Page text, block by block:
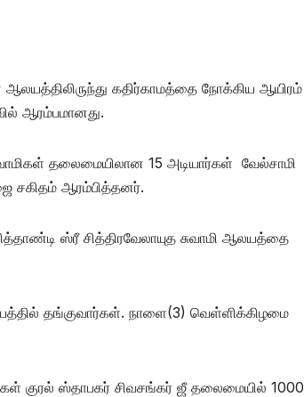
ஆலயத்திலிருந்து கதிர்காமத்தை நோக்கிய ஆயிரம்
ஆரம்பமானது.
தலைமையிலான 15 அடியார்கள் வேல்சாமி
சகிதம் ஆரம்பித்தனர்.
ஸ்ரீ சித்திரவேலாயுத சுவாமி ஆலயத்தை
தங்குவார்கள். நாளை(3) வெள்ளிக்கிழமை
குரல் ஸ்தாபகர் சிவசங்கர் ஜீ தலைமையில் 1000